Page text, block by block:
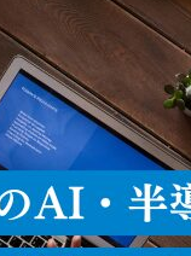
するこ
バイス
で届く